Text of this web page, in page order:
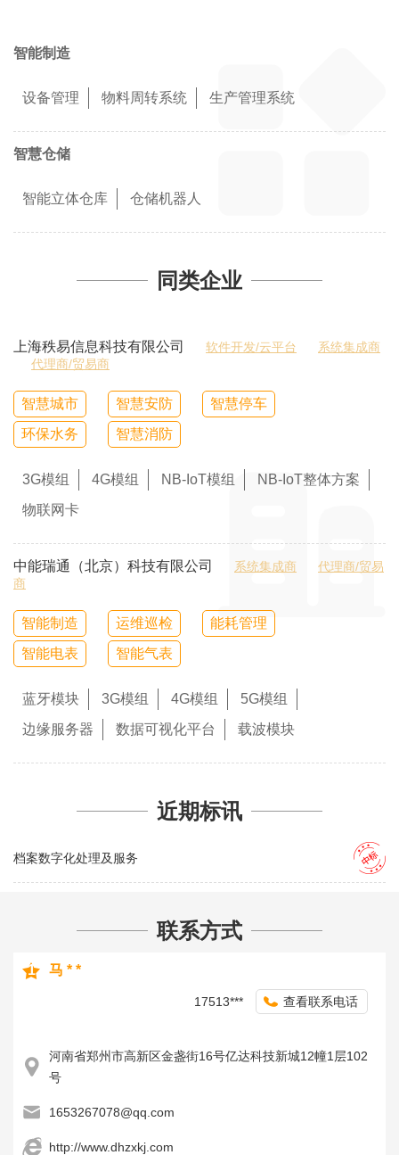
智能制造
设备管理 物料周转系统 生产管理系统
智慧仓储
智能立体仓库 仓储机器人
同类企业
上海秩易信息科技有限公司 软件开发/云平台
系统集成商
代理商/贸易商
智慧城市 智慧安防
智慧停车
环保水务
智慧消防
3G模组 4G模组 NB-IoT模组
NB-IoT整体方案
物联网卡
中能瑞通（北京）科技有限公司 系统集成商
代理商/贸易
商
智能制造 运维巡检
能耗管理
智能电表
智能气表
蓝牙模块 3G模组 4G模组
5G模组
边缘服务器
数据可视化平台 载波模块
近期标讯
档案数字化处理及服务
联系方式
1 马 * *
17513*** 查看联系电话
河南省郑州市高新区金盏街16号亿达科技新城12幢1层102
号
1653267078@qq.com
http://www.dhzxkj.com